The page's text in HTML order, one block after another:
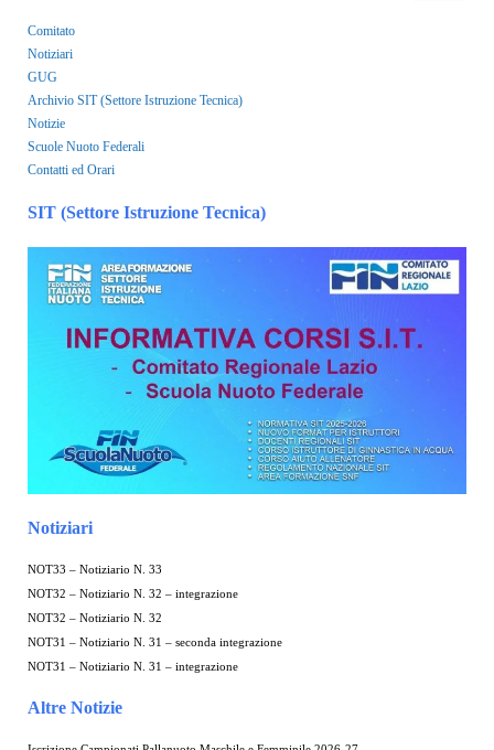
Comitato
Notiziari
GUG
Archivio SIT (Settore Istruzione Tecnica)
Notizie
Scuole Nuoto Federali
Contatti ed Orari
SIT (Settore Istruzione Tecnica)
Notiziari
NOT33 – Notiziario N. 33
NOT32 – Notiziario N. 32 – integrazione
NOT32 – Notiziario N. 32
NOT31 – Notiziario N. 31 – seconda integrazione
NOT31 – Notiziario N. 31 – integrazione
Altre Notizie